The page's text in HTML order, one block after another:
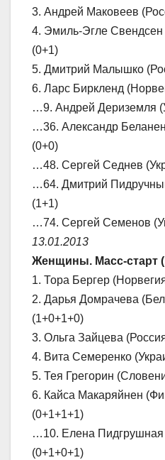
3. Андрей Маковеев
4. Эмиль-Эгле
(0+1)
5. Дмитрий Малышко
6. Ларс Биркленд
…9. Андрей Дериземля
…36. Александр
(0+0)
…48. Сергей Седнев
…64. Дмитрий
(1+1)
…74. Сергей Семенов
13.01.2013
Женщины. Масс-старт
1. Тора Бергер
2. Дарья Домрачева
(1+0+1+0)
3. Ольга Зайцева
4. Вита Семеренко
5. Тея Грегорин
6. Кайса Макаряйнен
(0+1+1+1)
…10. Елена
(0+1+0+1)